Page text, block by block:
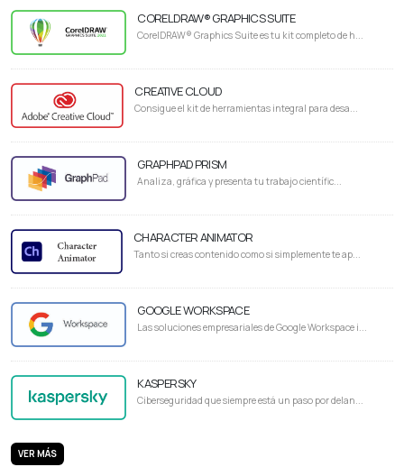
CORELDRAW® GRAPHICS SUITE
CorelDRAW® Graphics Suite es tu kit completo de h...
CREATIVE CLOUD
Consigue el kit de herramientas integral para desa...
GRAPHPAD PRISM
Analiza, gráfica y presenta tu trabajo científic...
CHARACTER ANIMATOR
Tanto si creas contenido como si simplemente te ap...
GOOGLE WORKSPACE
Las soluciones empresariales de Google Workspace i...
KASPERSKY
Ciberseguridad que siempre está un paso por delan...
VER MÁS